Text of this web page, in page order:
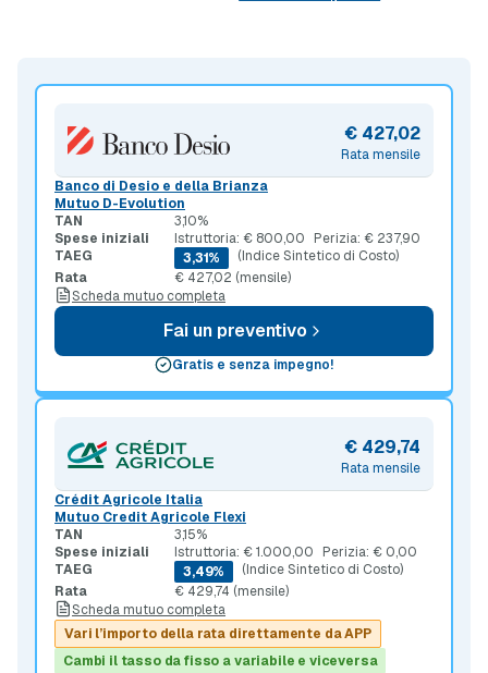
Rata mensile
€ 427,02
Banco di Desio e della Brianza
Mutuo D-Evolution
TAN
3,10%
Spese iniziali
Istruttoria: € 800,00
Perizia: € 237,90
TAEG
3,31%
(Indice Sintetico di Costo)
Rata
€ 427,02 (mensile)
Scheda mutuo completa
Fai un preventivo
Gratis e senza impegno!
Rata mensile
€ 429,74
Crédit Agricole Italia
Mutuo Credit Agricole Flexi
TAN
3,15%
Spese iniziali
Istruttoria: € 1.000,00
Perizia: € 0,00
TAEG
3,49%
(Indice Sintetico di Costo)
Rata
€ 429,74 (mensile)
Scheda mutuo completa
Vari l’importo della rata direttamente da APP
Cambi il tasso da fisso a variabile e viceversa